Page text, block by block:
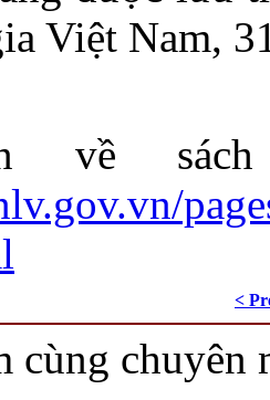
Việt Nam,
về
<
cùng chuyên